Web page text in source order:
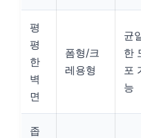
평
평
한
벽
면
폼형/크
레용형
균
한
포
능
좁